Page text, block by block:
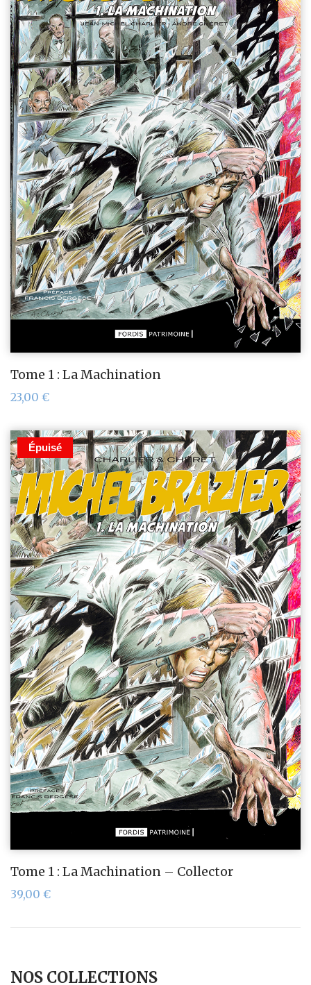
NOS COLLECTIONS
Tome 1 : La Machination
23,00 €
Épuisé
Tome 1 : La Machination – Collector
39,00 €